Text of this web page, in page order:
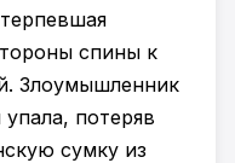
спины к
Злоумышленник
потеряв
сумку из